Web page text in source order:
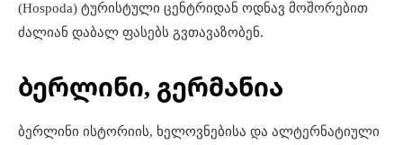
(Hospoda) ტურისტული ცენტრიდან ოდნავ მოშორებით
ძალიან დაბალ ფასებს გვთავაზობენ.
ბერლინი, გერმანია
ბერლინი ისტორიის, ხელოვნებისა და ალტერნატიული